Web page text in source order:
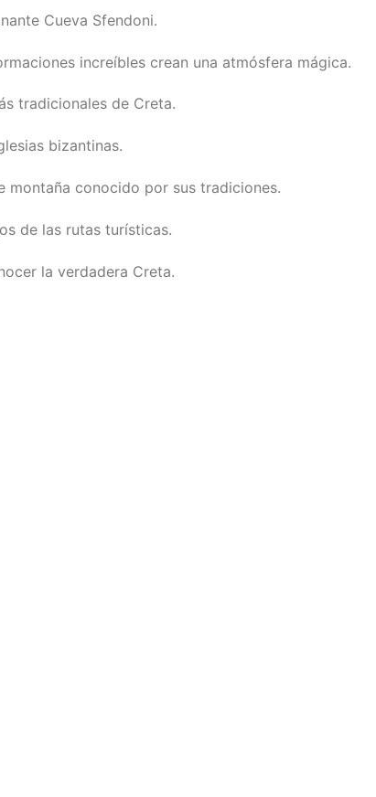
Cueva Sfendoni.
increíbles crean una atmósfera mágica.
tradicionales de Creta.
bizantinas.
montaña conocido por sus tradiciones.
de las rutas turísticas.
la verdadera Creta.